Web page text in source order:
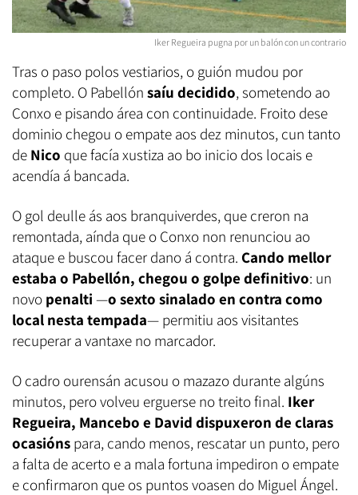
Iker Regueira pugna por un balón con un contrario
Tras o paso polos vestiarios, o guión mudou por
completo. O Pabellón saíu decidido, sometendo ao
Conxo e pisando área con continuidade. Froito dese
dominio chegou o empate aos dez minutos, cun tanto
de Nico que facía xustiza ao bo inicio dos locais e
acendía á bancada.
O gol deulle ás aos branquiverdes, que creron na
remontada, aínda que o Conxo non renunciou ao
ataque e buscou facer dano á contra. Cando mellor
estaba o Pabellón, chegou o golpe definitivo: un
novo penalti —o sexto sinalado en contra como
local nesta tempada— permitiu aos visitantes
recuperar a vantaxe no marcador.
O cadro ourensán acusou o mazazo durante algúns
minutos, pero volveu erguerse no treito final. Iker
Regueira, Mancebo e David dispuxeron de claras
ocasións para, cando menos, rescatar un punto, pero
a falta de acerto e a mala fortuna impediron o empate
e confirmaron que os puntos voasen do Miguel Ángel.